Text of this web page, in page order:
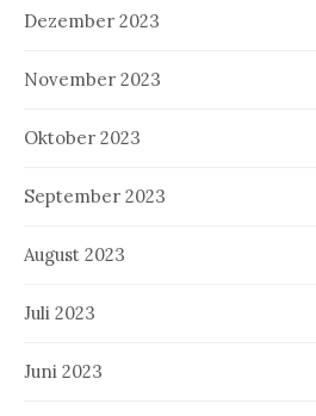
Dezember 2023
November 2023
Oktober 2023
September 2023
August 2023
Juli 2023
Juni 2023